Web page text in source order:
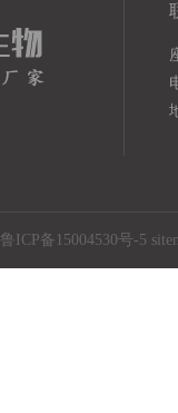
鲁ICP备15004530号-5